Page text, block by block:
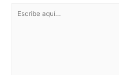
aquí...